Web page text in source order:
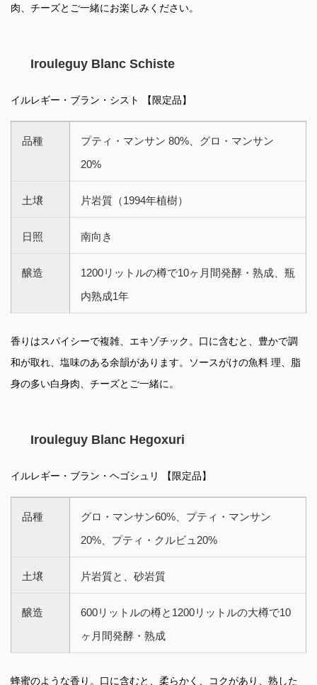
肉、チーズとご一緒にお楽しみください。
Irouleguy Blanc Schiste
イルレギー・ブラン・シスト 【限定品】
品種
プティ・マンサン 80%、グロ・マンサン
20%
土壌 片岩質（1994年植樹）
日照 南向き
醸造
1200リットルの樽で10ヶ月間発酵・熟成、瓶
内熟成1年
香りはスパイシーで複雑、エキゾチック。口に含むと、豊かで調
和が取れ、塩味のある余韻があります。ソースがけの魚料 理、脂
身の多い白身肉、チーズとご一緒に。
Irouleguy Blanc Hegoxuri
イルレギー・ブラン・ヘゴシュリ 【限定品】
品種
グロ・マンサン60%、プティ・マンサン
20%、プティ・クルビュ20%
土壌 片岩質と、砂岩質
醸造
600リットルの樽と1200リットルの大樽で10
ヶ月間発酵・熟成
蜂蜜のような香り。口に含むと、柔らかく、コクがあり、熟した